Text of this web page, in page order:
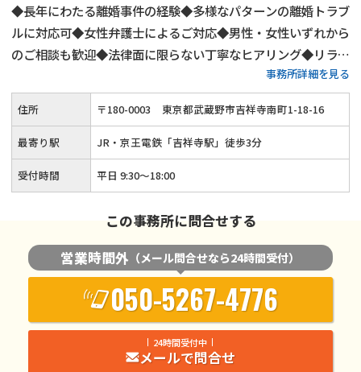
◆長年にわたる離婚事件の経験◆多様なパターンの離婚トラブ
ルに対応可◆女性弁護士によるご対応◆男性・女性いずれから
のご相談も歓迎◆法律面に限らない丁寧なヒアリング◆リラッ
クスした雰囲気でのご相談◆夜間・土日祝日も柔軟にご対応
◆「吉祥寺駅」から徒歩3分
事務所詳細を見る
住所 〒180-0003 東京都武蔵野市吉祥寺南町1-18-16
最寄り駅 JR・京王電鉄「吉祥寺駅」徒歩3分
受付時間 平日 9:30～18:00
この事務所に問合せする
営業時間外 （メール問合せなら24時間受付）
050-5267-4776
24時間受付中
メールで問合せ